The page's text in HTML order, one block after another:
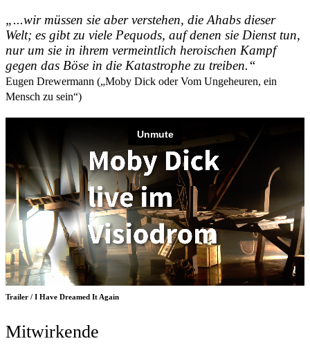
„...wir müssen sie aber verstehen, die Ahabs dieser
Welt; es gibt zu viele Pequods, auf denen sie Dienst tun,
nur um sie in ihrem vermeintlich heroischen Kampf
gegen das Böse in die Katastrophe zu treiben.“
Eugen Drewermann („Moby Dick oder Vom Ungeheuren, ein
Mensch zu sein“)
Trailer / I Have Dreamed It Again
Mitwirkende